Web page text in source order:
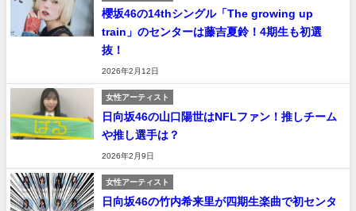
櫻坂46の14thシングル「The growing up
train」のセンターは藤吉夏鈴！4期生も初選
抜！
2026年2月12日
女性アーティスト
日向坂46の山口陽世はNFLファン！推しチーム
や推し選手は？
2026年2月9日
女性アーティスト
日向坂46の竹内希来里が四期生楽曲で初センタ